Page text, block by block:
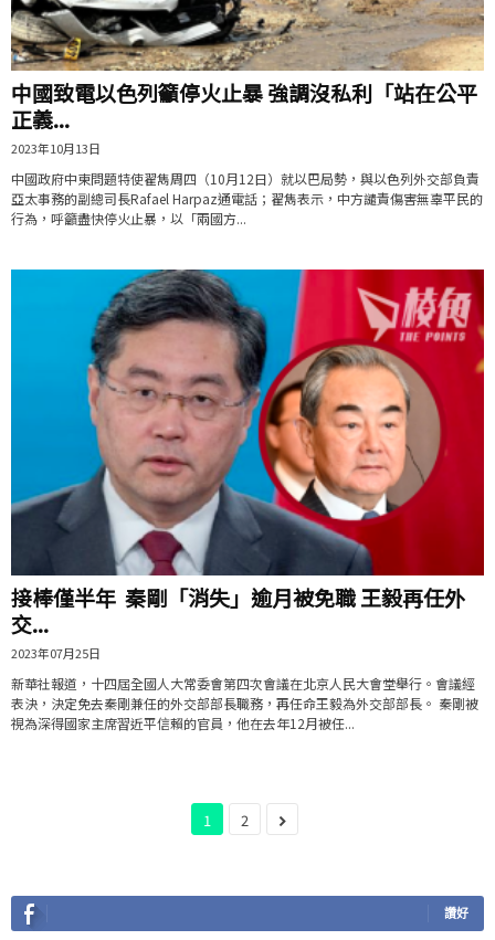
中國致電以色列籲停火止暴 強調沒私利「站在公平
正義...
2023年10月13日
中國政府中東問題特使翟雋周四（10月12日）就以巴局勢，與以色列外交部負責
亞太事務的副總司長Rafael Harpaz通電話；翟雋表示，中方譴責傷害無辜平民的
行為，呼籲盡快停火止暴，以「兩國方...
接棒僅半年 秦剛「消失」逾月被免職 王毅再任外
交...
2023年07月25日
新華社報道，十四屆全國人大常委會第四次會議在北京人民大會堂舉行。會議經
表決，決定免去秦剛兼任的外交部部長職務，再任命王毅為外交部部長。 秦剛被
視為深得國家主席習近平信賴的官員，他在去年12月被任...
1 2
讚好